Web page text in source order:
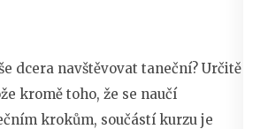
dcera navštěvovat taneční? Určitě
kromě toho, že se naučí
krokům, součástí kurzu je